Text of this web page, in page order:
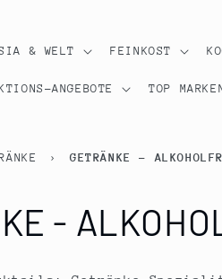
& WELT FEINKOST
ANGEBOTE TOP
› GETRÄNKE -
-